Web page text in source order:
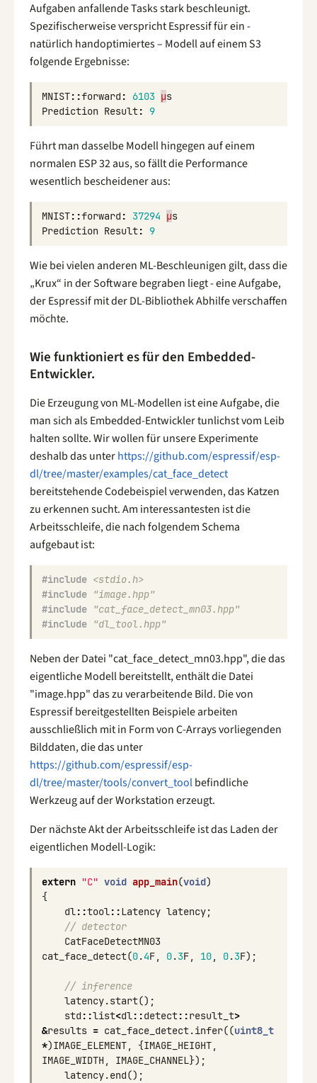
Aufgaben anfallende Tasks stark beschleunigt.
Spezifischerweise verspricht Espressif für ein -
natürlich handoptimiertes – Modell auf einem S3
folgende Ergebnisse:
MNIST::forward: 6103 μs
Prediction Result: 9
Führt man dasselbe Modell hingegen auf einem
normalen ESP 32 aus, so fällt die Performance
wesentlich bescheidener aus:
MNIST::forward: 37294 μs
Prediction Result: 9
Wie bei vielen anderen ML-Beschleunigen gilt, dass die
„Krux“ in der Software begraben liegt - eine Aufgabe,
der Espressif mit der DL-Bibliothek Abhilfe verschaffen
möchte.
Wie funktioniert es für den Embedded-
Entwickler.
Die Erzeugung von ML-Modellen ist eine Aufgabe, die
man sich als Embedded-Entwickler tunlichst vom Leib
halten sollte. Wir wollen für unsere Experimente
deshalb das unterhttps://github.com/espressif/esp-
dl/tree/master/examples/cat_face_detect
bereitstehende Codebeispiel verwenden, das Katzen
zu erkennen sucht. Am interessantesten ist die
Arbeitsschleife, die nach folgendem Schema
aufgebaut ist:
#include <stdio.h>
#include "image.hpp"
#include "cat_face_detect_mn03.hpp"
#include "dl_tool.hpp"
Neben der Datei "cat_face_detect_mn03.hpp", die das
eigentliche Modell bereitstellt, enthält die Datei
"image.hpp" das zu verarbeitende Bild. Die von
Espressif bereitgestellten Beispiele arbeiten
ausschließlich mit in Form von C-Arrays vorliegenden
Bilddaten, die das unter
https://github.com/espressif/esp-
dl/tree/master/tools/convert_toolbefindliche
Werkzeug auf der Workstation erzeugt.
Der nächste Akt der Arbeitsschleife ist das Laden der
eigentlichen Modell-Logik:
extern "C" void app_main(void)
{
dl::tool::Latency latency;
// detector
CatFaceDetectMN03
cat_face_detect(0.4F, 0.3F, 10, 0.3F);
// inference
latency.start();
std::list<dl::detect::result_t>
&results = cat_face_detect.infer((uint8_t
*)IMAGE_ELEMENT, {IMAGE_HEIGHT,
IMAGE_WIDTH , IMAGE_CHANNEL});
latency.end();